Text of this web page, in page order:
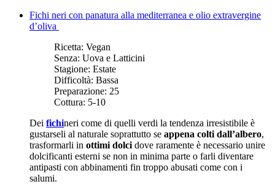
Fichi neri con panatura alla mediterranea e olio extravergine
d’oliva
Ricetta: Vegan
Senza: Uova e Latticini
Stagione: Estate
Difficoltà: Bassa
Preparazione: 25
Cottura: 5-10
Dei fichineri come di quelli verdi la tendenza irresistibile è
gustarseli al naturale soprattutto se appena colti dall’albero,
trasformarli in ottimi dolci dove raramente è necessario unire
dolcificanti esterni se non in minima parte o farli diventare
antipasti con abbinamenti fin troppo abusati come con i
salumi.